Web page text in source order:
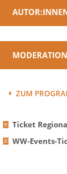
MODERATION
ZUM
Ticket
WW-Events-